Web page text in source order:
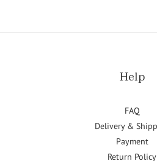
Help
FAQ
Delivery &
Payment
Return Policy